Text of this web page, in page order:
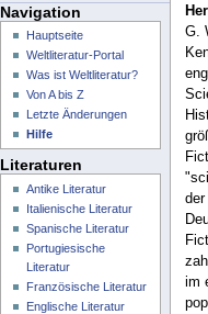
G.
im
Navigation
Hauptseite
Weltliteratur-Portal
Was ist Weltliteratur?
Von A bis Z
Letzte Änderungen
Hilfe
Literaturen
Antike Literatur
Italienische Literatur
Spanische Literatur
Portugiesische
Literatur
Französische Literatur
Englische Literatur